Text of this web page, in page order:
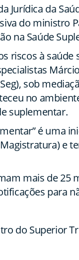
Jurídica da
do ministro
na Saúde
riscos à
sob
no
suplementar.
é uma
e
mais de 25
para
do Superior